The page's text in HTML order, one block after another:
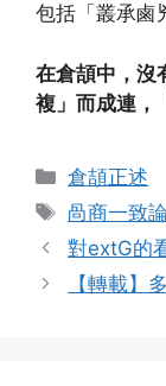
包括「叢承鹵
在倉頡中，沒
複」而成連，
Categories
倉頡正述
Tags
咼商一致論
對extG的
【轉載】